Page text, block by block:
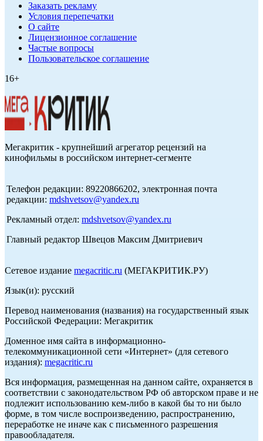
Заказать рекламу
Условия перепечатки
О сайте
Лицензионное соглашение
Частые вопросы
Пользовательское соглашение
16+
Мегакритик - крупнейший агрегатор рецензий на
кинофильмы в российском интернет-сегменте
Телефон редакции: 89220866202, электронная почта
редакции: mdshvetsov@yandex.ru
Рекламный отдел: mdshvetsov@yandex.ru
Главный редактор Швецов Максим Дмитриевич
Сетевое издание megacritic.ru (МЕГАКРИТИК.РУ)
Язык(и): русский
Перевод наименования (названия) на государственный язык
Российской Федерации: Мегакритик
Доменное имя сайта в информационно-
телекоммуникационной сети «Интернет» (для сетевого
издания): megacritic.ru
Вся информация, размещенная на данном сайте, охраняется в
соответствии с законодательством РФ об авторском праве и не
подлежит использованию кем-либо в какой бы то ни было
форме, в том числе воспроизведению, распространению,
переработке не иначе как с письменного разрешения
правообладателя.